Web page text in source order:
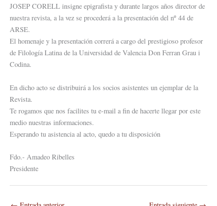
JOSEP CORELL insigne epigrafista y durante largos años director de
nuestra revista, a la vez se procederá a la presentación del nº 44 de
ARSE.
El homenaje y la presentación correrá a cargo del prestigioso profesor
de Filología Latina de la Universidad de Valencia Don Ferran Grau i
Codina.
En dicho acto se distribuirá a los socios asistentes un ejemplar de la
Revista.
Te rogamos que nos facilites tu e-mail a fin de hacerte llegar por este
medio nuestras informaciones.
Esperando tu asistencia al acto, quedo a tu disposición
Fdo.- Amadeo Ribelles
Presidente